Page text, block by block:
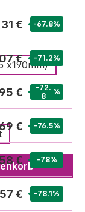
€ -67.8%
€ -71.2%
€
-72.
8
%
€ -76.5%
€ -78%
€ -78.1%
x190mm)